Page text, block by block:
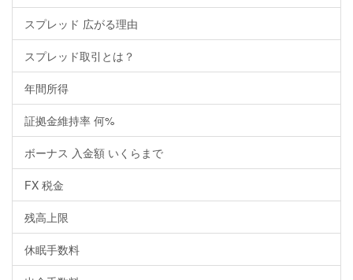
スプレッド 広がる理由
スプレッド取引とは？
年間所得
証拠金維持率 何%
ボーナス 入金額 いくらまで
FX 税金
残高上限
休眠手数料